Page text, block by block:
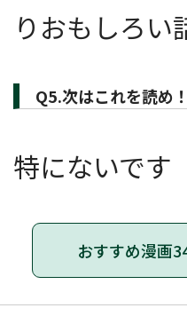
りおもしろい
Q5.次はこれを読め！
特にないです
おすすめ漫画